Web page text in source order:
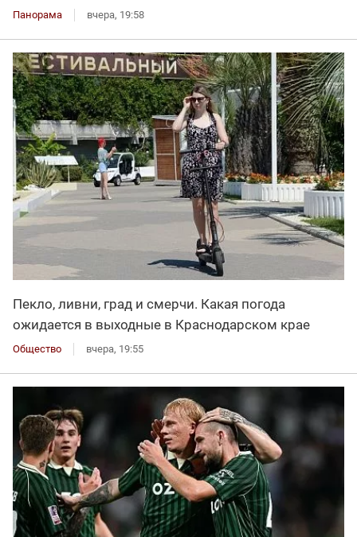
Панорама вчера, 19:58
Пекло, ливни, град и смерчи. Какая погода
ожидается в выходные в Краснодарском крае
Общество вчера, 19:55